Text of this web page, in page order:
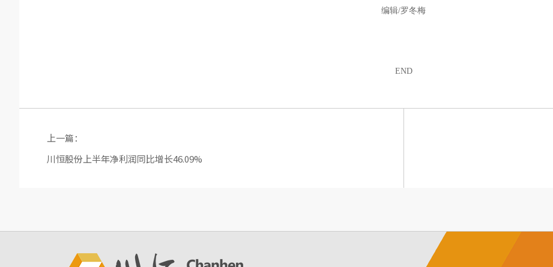
编辑/罗冬梅
END
上一篇：
川恒股份上半年净利润同比增长46.09%